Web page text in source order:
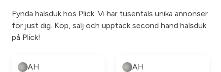
Fynda halsduk hos Plick. Vi har tusentals unika annonser
för just dig. Köp, sälj och upptäck second hand halsduk
på Plick!
AH AH